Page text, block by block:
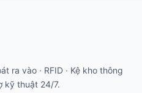
ra vào · RFID · Kệ kho thông
kỹ thuật 24/7.